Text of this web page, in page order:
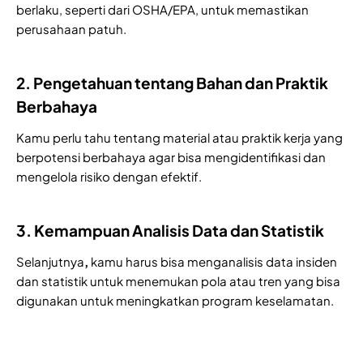
berlaku, seperti dari OSHA/EPA, untuk memastikan
perusahaan patuh.
2. Pengetahuan tentang Bahan dan Praktik
Berbahaya
Kamu perlu tahu tentang material atau praktik kerja yang
berpotensi berbahaya agar bisa mengidentifikasi dan
mengelola risiko dengan efektif.
3. Kemampuan Analisis Data dan Statistik
Selanjutnya, kamu harus bisa menganalisis data insiden
dan statistik untuk menemukan pola atau tren yang bisa
digunakan untuk meningkatkan program keselamatan.